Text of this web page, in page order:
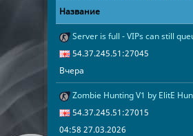
Название
Server is full - VIPs can still
54.37.245.51:27045
Вчера
Zombie Hunting V1 by ElitE
54.37.245.51:27015
04:58 27.03.2026